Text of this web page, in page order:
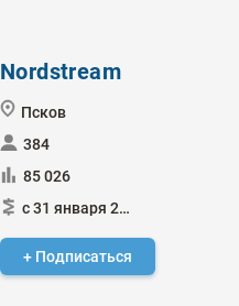
Nordstream
Псков
384
85 026
с 31 января 2015
+ Подписаться